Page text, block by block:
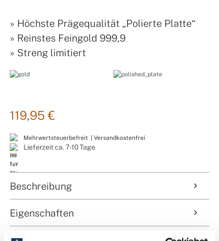
» Höchste Prägequalität „Polierte Platte“
» Reinstes Feingold 999,9
» Streng limitiert
119,95 €
Mehrwertsteuerbefreit | Versandkostenfrei
Lieferzeit ca. 7-10 Tage
Beschreibung
Eigenschaften